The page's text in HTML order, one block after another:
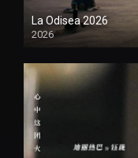
La Odisea 2026
2026
1080P